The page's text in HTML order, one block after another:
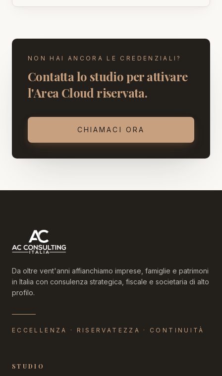
NON HAI ANCORA LE CREDENZIALI?
Contatta lo studio per attivare
l'Area Cloud riservata.
CHIAMACI ORA
Da oltre vent'anni affianchiamo imprese, famiglie e patrimoni
in Italia con consulenza strategica, fiscale e societaria di alto
profilo.
ECCELLENZA · RISERVATEZZA · CONTINUITÀ
STUDIO